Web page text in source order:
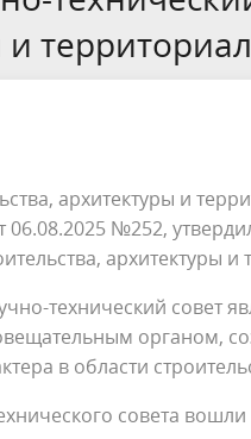
Закупки
до
06.05.2023 №
стоимости
ИИ
архитектуры и
№252,
архитектуры
технический совет
органом,
в области
совета